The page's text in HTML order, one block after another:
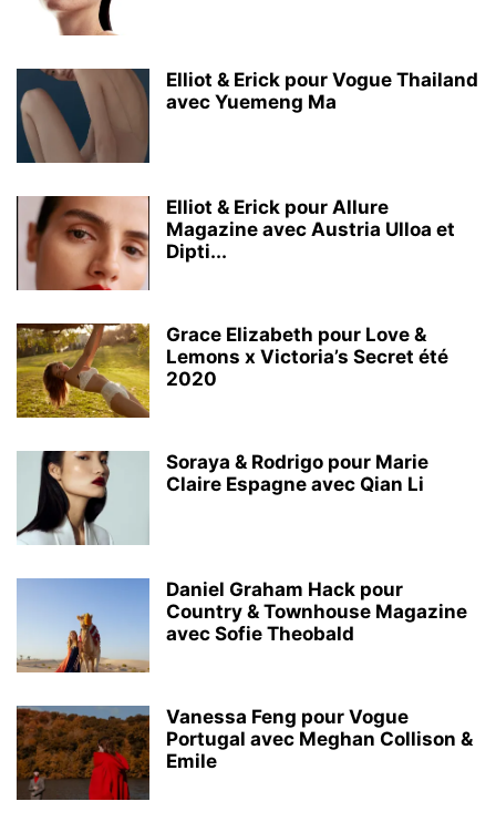
Elliot & Erick pour Vogue Thailand
avec Yuemeng Ma
Elliot & Erick pour Allure
Magazine avec Austria Ulloa et
Dipti...
Grace Elizabeth pour Love &
Lemons x Victoria’s Secret été
2020
Soraya & Rodrigo pour Marie
Claire Espagne avec Qian Li
Daniel Graham Hack pour
Country & Townhouse Magazine
avec Sofie Theobald
Vanessa Feng pour Vogue
Portugal avec Meghan Collison &
Emile